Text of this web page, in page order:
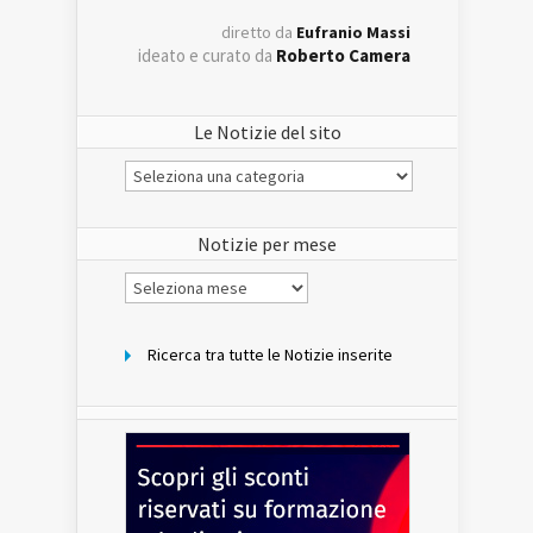
diretto da Eufranio Massi
ideato e curato da Roberto Camera
Le Notizie del sito
Le
Notizie
Notizie per mese
Notizie
per
Ricerca tra tutte le Notizie inserite